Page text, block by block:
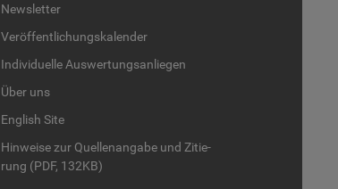
News­let­ter
Ver­öf­fent­li­chungs­ka­len­der
In­di­vi­du­el­le Aus­wer­tungs­an­lie­gen
Über uns
English Site
Hin­wei­se zur Quel­len­an­ga­be und Zi­tie­
rung (PDF, 132KB)